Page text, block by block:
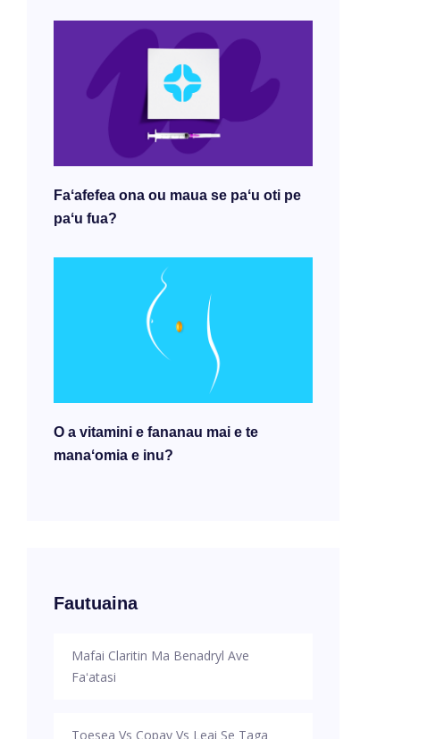
Faʻafefea ona ou maua se paʻu oti pe
paʻu fua?
O a vitamini e fananau mai e te
manaʻomia e inu?
Fautuaina
Mafai Claritin Ma Benadryl Ave
Faʻatasi
Toesea Vs Copay Vs Leai Se Taga